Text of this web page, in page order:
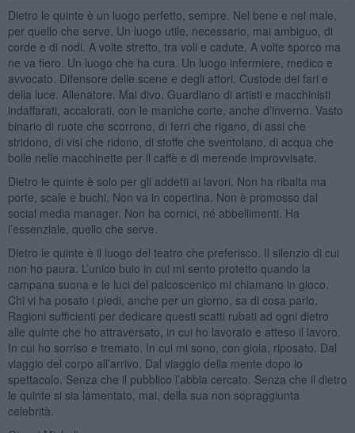
Dietro le quinte è un luogo perfetto, sempre. Nel bene e nel male,
per quello che serve. Un luogo utile, necessario, mai ambiguo, di
corde e di nodi. A volte stretto, tra voli e cadute. A volte sporco ma
ne va fiero. Un luogo che ha cura. Un luogo infermiere, medico e
avvocato. Difensore delle scene e degli attori. Custode dei fari e
della luce. Allenatore. Mai divo. Guardiano di artisti e macchinisti
indaffarati, accalorati, con le maniche corte, anche d’inverno. Vasto
binario di ruote che scorrono, di ferri che rigano, di assi che
stridono, di visi che ridono, di stoffe che sventolano, di acqua che
bolle nelle macchinette per il caffè e di merende improvvisate.
Dietro le quinte è solo per gli addetti ai lavori. Non ha ribalta ma
porte, scale e buchi. Non va in copertina. Non è promosso dal
social media manager. Non ha cornici, né abbellimenti. Ha
l’essenziale, quello che serve.
Dietro le quinte è il luogo del teatro che preferisco. Il silenzio di cui
non ho paura. L’unico buio in cui mi sento protetto quando la
campana suona e le luci del palcoscenico mi chiamano in gioco.
Chi vi ha posato i piedi, anche per un giorno, sa di cosa parlo.
Ragioni sufficienti per dedicare questi scatti rubati ad ogni dietro
alle quinte che ho attraversato, in cui ho lavorato e atteso il lavoro.
In cui ho sorriso e tremato. In cui mi sono, con gioia, riposato. Dal
viaggio del corpo all’arrivo. Dal viaggio della mente dopo lo
spettacolo. Senza che il pubblico l’abbia cercato. Senza che il dietro
le quinte si sia lamentato, mai, della sua non sopraggiunta
celebrità.